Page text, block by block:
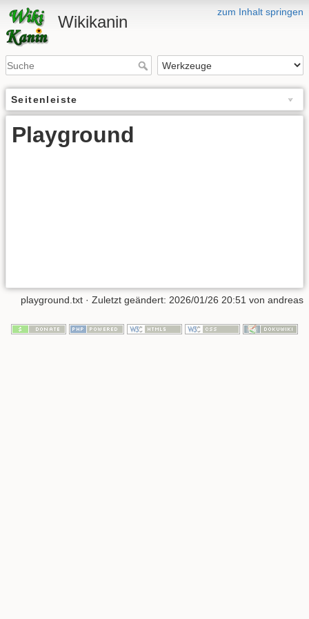
zum Inhalt springen
Wikikanin
Seitenleiste
Playground
playground.txt · Zuletzt geändert: 2026/01/26 20:51 von andreas